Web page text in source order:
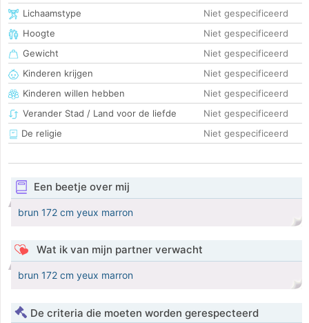
Lichaamstype
Niet gespecificeerd
Hoogte
Niet gespecificeerd
Gewicht
Niet gespecificeerd
Kinderen krijgen
Niet gespecificeerd
Kinderen willen hebben
Niet gespecificeerd
Verander Stad / Land voor de liefde
Niet gespecificeerd
De religie
Niet gespecificeerd
Een beetje over mij
brun 172 cm yeux marron
Wat ik van mijn partner verwacht
brun 172 cm yeux marron
De criteria die moeten worden gerespecteerd